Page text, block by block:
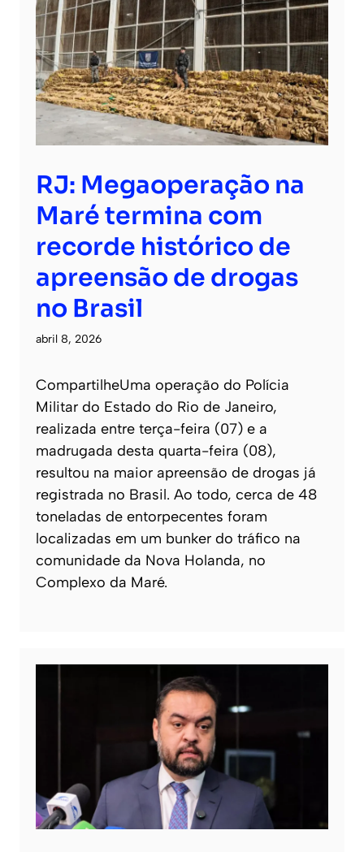
RJ: Megaoperação na
Maré termina com
recorde histórico de
apreensão de drogas
no Brasil
abril 8, 2026
CompartilheUma operação do Polícia
Militar do Estado do Rio de Janeiro,
realizada entre terça-feira (07) e a
madrugada desta quarta-feira (08),
resultou na maior apreensão de drogas já
registrada no Brasil. Ao todo, cerca de 48
toneladas de entorpecentes foram
localizadas em um bunker do tráfico na
comunidade da Nova Holanda, no
Complexo da Maré.